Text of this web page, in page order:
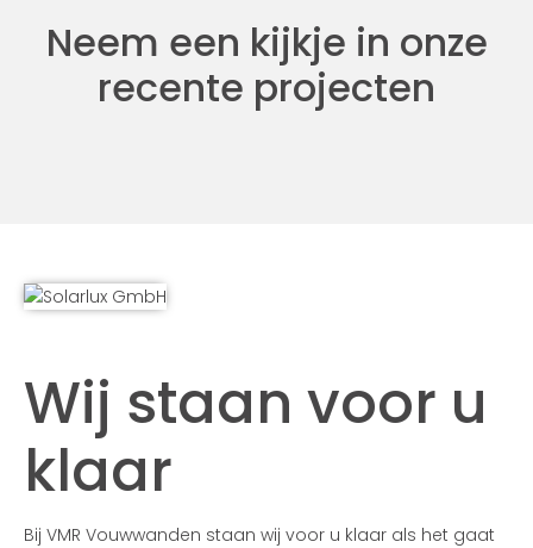
Neem een kijkje in onze
recente projecten
Wij staan voor u
klaar
Bij VMR Vouwwanden staan wij voor u klaar als het gaat